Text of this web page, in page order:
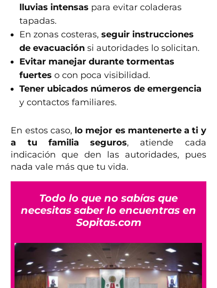
lluvias intensas para evitar coladeras
tapadas.
En zonas costeras,seguir instrucciones
de evacuación si autoridades lo solicitan.
Evitar manejar durante tormentas
fuerteso con poca visibilidad.
Tener ubicados números de emergencia
y contactos familiares.
En estos caso, lo mejor es mantenerte a ti y
a tu familia seguros, atiende cada
indicación que den las autoridades, pues
nada vale más que tu vida.
Todo lo que no sabías que
necesitas saber lo encuentras en
Sopitas.com